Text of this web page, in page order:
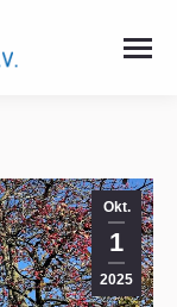
Okt.
1
2025